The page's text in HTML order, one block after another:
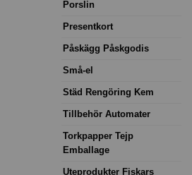
Porslin
Presentkort
Påskägg Påskgodis
Små-el
Städ Rengöring Kem
Tillbehör Automater
Torkpapper Tejp
Emballage
Uteprodukter Fiskars